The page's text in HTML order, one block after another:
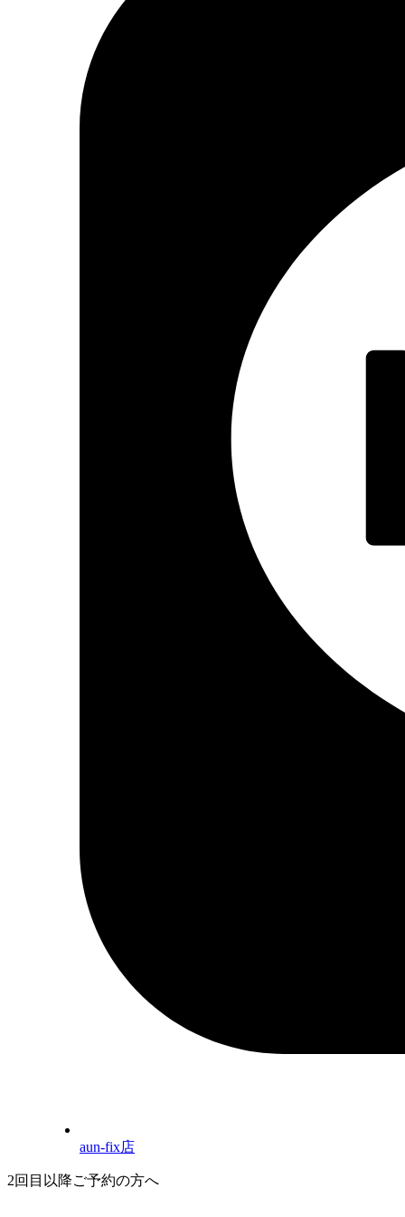
aun-fix店
2回目以降ご予約の方へ